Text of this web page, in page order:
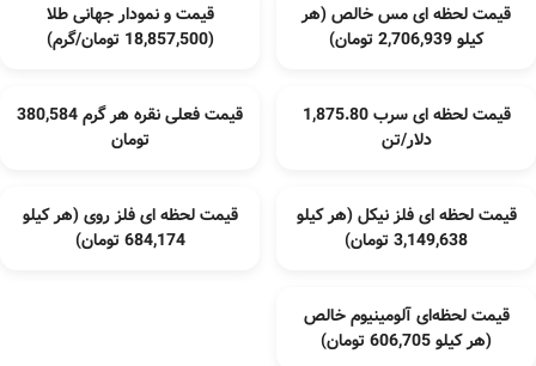
قیمت لحظه ای مس خالص (هر
کیلو 2,706,939 تومان)
قیمت و نمودار جهانی طلا
(18,857,500 تومان/گرم)
قیمت لحظه ای سرب 1,875.80
دلار/تن
قیمت فعلی نقره هر گرم 380,584
تومان
قیمت لحظه ای فلز نیکل (هر کیلو
3,149,638 تومان)
قیمت لحظه ای فلز روی (هر کیلو
684,174 تومان)
قیمت لحظه‌ای آلومینیوم خالص
(هر کیلو 606,705 تومان)